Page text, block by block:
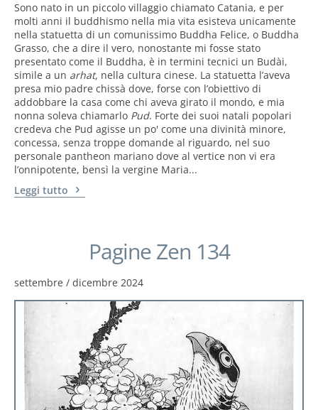
Sono nato in un piccolo villaggio chiamato Catania, e per
molti anni il buddhismo nella mia vita esisteva unicamente
nella statuetta di un comunissimo Buddha Felice, o Buddha
Grasso, che a dire il vero, nonostante mi fosse stato
presentato come il Buddha, è in termini tecnici un Budài,
simile a un arhat, nella cultura cinese. La statuetta l’aveva
presa mio padre chissà dove, forse con l’obiettivo di
addobbare la casa come chi aveva girato il mondo, e mia
nonna soleva chiamarlo Pud. Forte dei suoi natali popolari
credeva che Pud agisse un po' come una divinità minore,
concessa, senza troppe domande al riguardo, nel suo
personale pantheon mariano dove al vertice non vi era
l’onnipotente, bensì la vergine Maria...
Leggi tutto
Pagine Zen 134
settembre / dicembre 2024